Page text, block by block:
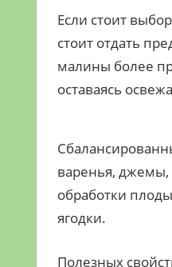
Если стоит
стоит отдать
малины более
оставаясь
варенья, джемы,
обработки
ягодки.
Полезных